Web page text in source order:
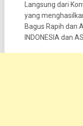
Langsung dari
yang
Bagus Rapih dan
INDONESIA dan